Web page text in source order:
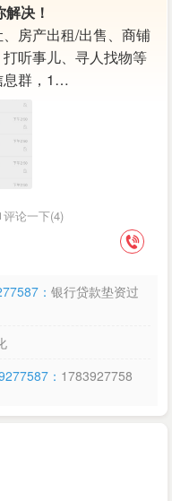
决！
房产出租/出售、商铺
听事儿、寻人找物等
息群，1…
评论一下(4)
： 银行贷款垫资过
： 1783927758